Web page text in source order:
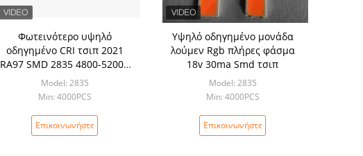
Φωτεινότερο υψηλό
οδηγημένο CRI τσιπ 2021
RA97 SMD 2835 4800-5200K
για το λαμπτήρα πινάκων
παιδιών σπουδαστών
Model: 2835
Min: 4000PCS
Επικοινωνήστε
Υψηλό οδηγημένο μονάδα
λούμεν Rgb πλήρες φάσμα
18v 30ma Smd τσιπ
Model: 2835
Min: 4000PCS
Επικοινωνήστε